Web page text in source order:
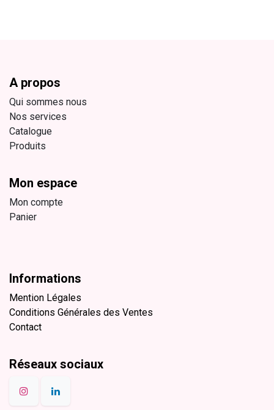
A propos
Qui sommes nous
Nos services
Catalogue
Produits
Mon espace
Mon compte
Panier
Informations
Mention Légales
Conditions Générales des Ventes
Contact
Réseaux sociaux